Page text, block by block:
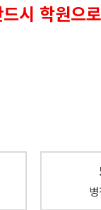
시 학원으